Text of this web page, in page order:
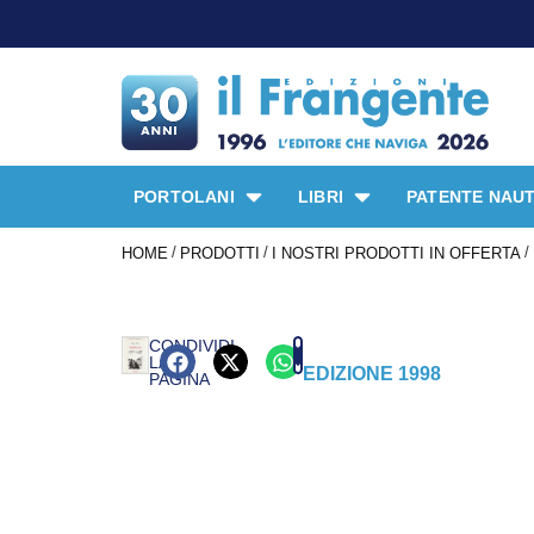
PORTOLANI LIBRI PATENTE
HOME / PRODOTTI / I NOSTRI PRODOTTI IN OFFERTA /
CONDIVIDI
LA
PAGINA
EDIZIONE 1998